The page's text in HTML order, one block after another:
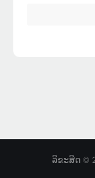
ລິຂະສິດ ©